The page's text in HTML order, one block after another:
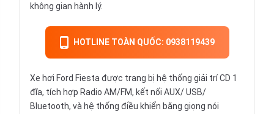
không gian hành lý.
HOTLINE TOÀN QUỐC: 0938119439
Xe hơi Ford Fiesta được trang bị hệ thống giải trí CD 1
đĩa, tích hợp Radio AM/FM, kết nối AUX/ USB/
Bluetooth, và hệ thống điều khiển bằng giọng nói